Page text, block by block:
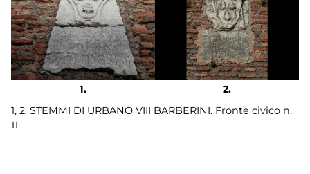
1, 2. STEMMI DI URBANO VIII BARBERINI. Fronte civico n.
11